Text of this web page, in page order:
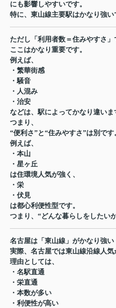
にも影響しやすいです。
特に、東山線主要駅はかなり強い
ただし「利用者数＝住みやすさ」
ここはかなり重要です。
例えば、
・繁華街感
・騒音
・人混み
・治安
などは、駅によってかなり違いま
つまり、
“便利さ”と“住みやすさ”は別です
例えば、
・本山
・星ヶ丘
は住環境人気が強く、
・栄
・伏見
は都心利便性型です。
つまり、“どんな暮らしをしたい
名古屋は「東山線」がかなり強い
実際、名古屋では東山線沿線人気
理由としては、
・名駅直通
・栄直通
・本数が多い
・利便性が高い